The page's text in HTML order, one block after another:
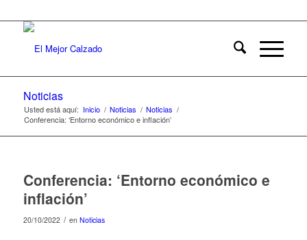
Noticias
Usted está aquí: Inicio / Noticias / Noticias /
Conferencia: ‘Entorno económico e inflación’
Conferencia: ‘Entorno económico e
inflación’
20/10/2022 / en Noticias